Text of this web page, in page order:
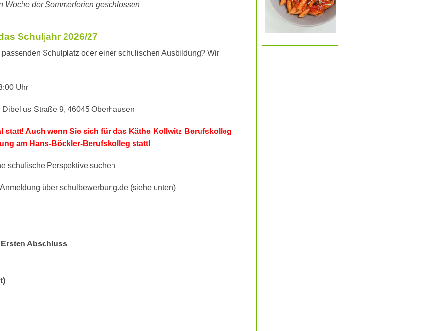
Woche der Sommerferien geschlossen
Schuljahr 2026/27
Schulplatz oder einer schulischen Ausbildung? Wir
Uhr
Straße 9, 46045 Oberhausen
statt! Auch wenn Sie sich für das Käthe-Kollwitz-Berufskolleg
am Hans-Böckler-Berufskolleg statt!
Perspektive suchen
über schulbewerbung.de (siehe unten)
Ersten Abschluss